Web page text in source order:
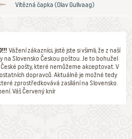
Vítězná čapka (Olav Gullvaag)
Vážení zákazníci, jistě jste si všimli, že z naší
Slovensko Českou poštou. Je to bohužel
pošty, které nemůžeme akceptovat. V
dopravců. Aktuálně je možné tedy
zprostředkovává zasílání na Slovensko.
Váš Červený knír